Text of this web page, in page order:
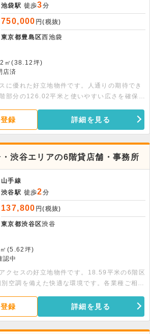
池袋駅 徒歩3分
750,000 円(税抜)
東京都豊島区西池袋
㎡(38.12坪)
店済
に優れた好立地物件です。人通りの期待でき
部分の126.02平米と使いやすい広さを確保。
録 詳細を見る
渋谷エリアの6階貸店舗・事務所
山手線
渋谷駅 徒歩2分
137,800 円(税抜)
東京都渋谷区渋谷
(5.62坪)
認中
クセスの好立地物件です。18.59平米の6階区
空調を備えた快適な環境です。各業種ご相談
録 詳細を見る